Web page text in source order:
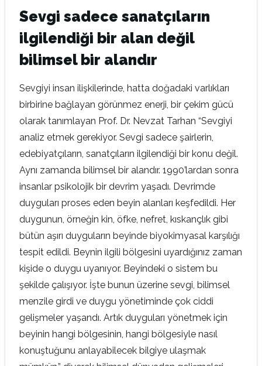
Sevgi sadece sanatçıların
ilgilendiği bir alan değil
bilimsel bir alandır
Sevgiyi insan ilişkilerinde, hatta doğadaki varlıkları
birbirine bağlayan görünmez enerji, bir çekim gücü
olarak tanımlayan Prof. Dr. Nevzat Tarhan “Sevgiyi
analiz etmek gerekiyor. Sevgi sadece şairlerin,
edebiyatçıların, sanatçıların ilgilendiği bir konu değil.
Aynı zamanda bilimsel bir alandır. 1990’lardan sonra
insanlar psikolojik bir devrim yaşadı. Devrimde
duyguları proses eden beyin alanları keşfedildi. Her
duygunun, örneğin kin, öfke, nefret, kıskançlık gibi
bütün aşırı duyguların beyinde biyokimyasal karşılığı
tespit edildi. Beynin ilgili bölgesini uyardığınız zaman
kişide o duygu uyanıyor. Beyindeki o sistem bu
şekilde çalışıyor. İşte bunun üzerine sevgi, bilimsel
menzile girdi ve duygu yönetiminde çok ciddi
gelişmeler yaşandı. Artık duyguları yönetmek için
beyinin hangi bölgesinin, hangi bölgesiyle nasıl
konuştuğunu anlayabilecek bilgiye ulaşmak